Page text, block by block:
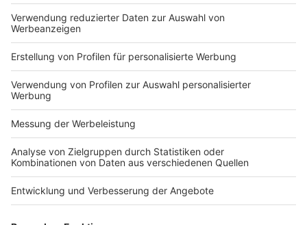
Die Entschließung wird nun der Bundesregierung
zugestellt. Diese ist frei darin, ob und wie sie die
Vorschläge des Bundesrates aufnimmt.
Plenarsitzung des Bundesrates am 11.07.2025
mehr in BundesratKOMPAKT
außerhalb EU Online-Einkauf Verbraucherschutz
Wirtschaftsrecht